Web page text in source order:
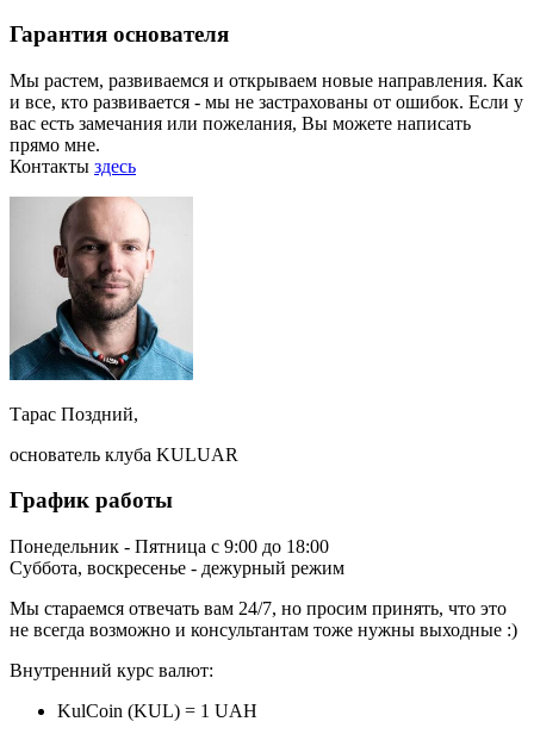
Гарантия основателя
Мы растем, развиваемся и открываем новые направления. Как
и все, кто развивается - мы не застрахованы от ошибок. Если у
вас есть замечания или пожелания, Вы можете написать
прямо мне.
Контакты здесь
Тарас Поздний,
основатель клуба KULUAR
График работы
Понедельник - Пятница с 9:00 до 18:00
Суббота, воскресенье - дежурный режим
Мы стараемся отвечать вам 24/7, но просим принять, что это
не всегда возможно и консультантам тоже нужны выходные :)
Внутренний курс валют:
KulCoin (KUL) = 1 UAH